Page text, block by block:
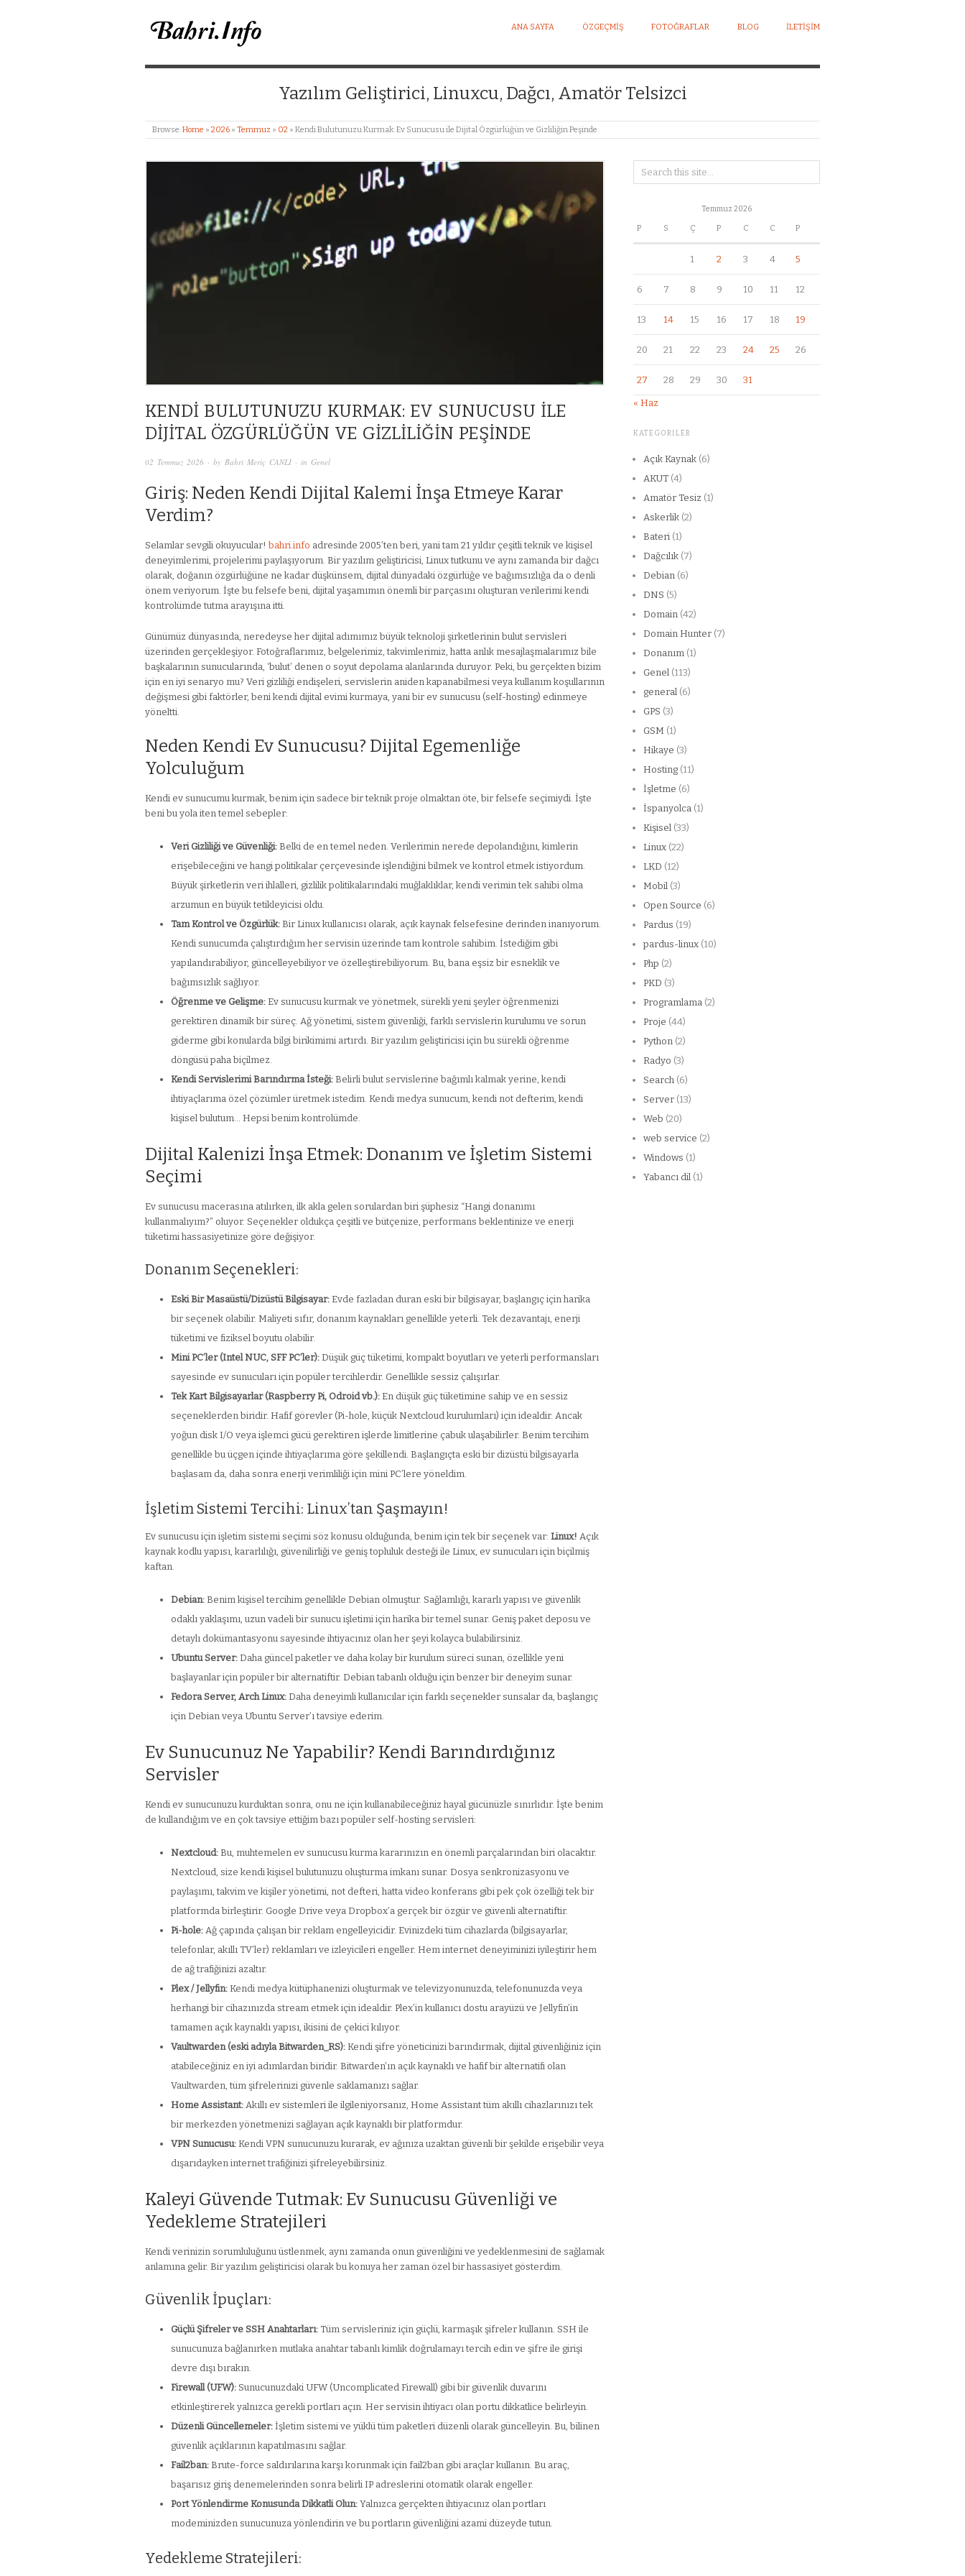
BAHRI MERIÇ CANLI KIŞISEL WEB SITESI
ANA SAYFA ÖZGEÇMIŞ FOTOĞRAFLAR BLOG İLETIŞIM
Yazılım Geliştirici, Linuxcu, Dağcı, Amatör Telsizci
Browse:Home » 2026 » Temmuz » 02 » Kendi Bulutunuzu Kurmak: Ev Sunucusu ile Dijital Özgürlüğün ve Gizliliğin Peşinde
KENDI BULUTUNUZU KURMAK: EV SUNUCUSU ILE
DIJITAL ÖZGÜRLÜĞÜN VE GIZLILIĞIN PEŞINDE
02 Temmuz 2026 · by Bahri Meriç CANLI · in Genel
Giriş: Neden Kendi Dijital Kalemi İnşa Etmeye Karar
Verdim?
Selamlar sevgili okuyucular! bahri.info adresinde 2005’ten beri, yani tam 21 yıldır çeşitli teknik ve kişisel
deneyimlerimi, projelerimi paylaşıyorum. Bir yazılım geliştiricisi, Linux tutkunu ve aynı zamanda bir dağcı
olarak, doğanın özgürlüğüne ne kadar düşkünsem, dijital dünyadaki özgürlüğe ve bağımsızlığa da o denli
önem veriyorum. İşte bu felsefe beni, dijital yaşamımın önemli bir parçasını oluşturan verilerimi kendi
kontrolümde tutma arayışına itti.
Günümüz dünyasında, neredeyse her dijital adımımız büyük teknoloji şirketlerinin bulut servisleri
üzerinden gerçekleşiyor. Fotoğraflarımız, belgelerimiz, takvimlerimiz, hatta anlık mesajlaşmalarımız bile
başkalarının sunucularında, ‘bulut’ denen o soyut depolama alanlarında duruyor. Peki, bu gerçekten bizim
için en iyi senaryo mu? Veri gizliliği endişeleri, servislerin aniden kapanabilmesi veya kullanım koşullarının
değişmesi gibi faktörler, beni kendi dijital evimi kurmaya, yani bir ev sunucusu (self-hosting) edinmeye
yöneltti.
Neden Kendi Ev Sunucusu? Dijital Egemenliğe
Yolculuğum
Kendi ev sunucumu kurmak, benim için sadece bir teknik proje olmaktan öte, bir felsefe seçimiydi. İşte
beni bu yola iten temel sebepler:
Veri Gizliliği ve Güvenliği: Belki de en temel neden. Verilerimin nerede depolandığını, kimlerin
erişebileceğini ve hangi politikalar çerçevesinde işlendiğini bilmek ve kontrol etmek istiyordum.
Büyük şirketlerin veri ihlalleri, gizlilik politikalarındaki muğlaklıklar, kendi verimin tek sahibi olma
arzumun en büyük tetikleyicisi oldu.
Tam Kontrol ve Özgürlük: Bir Linux kullanıcısı olarak, açık kaynak felsefesine derinden inanıyorum.
Kendi sunucumda çalıştırdığım her servisin üzerinde tam kontrole sahibim. İstediğim gibi
yapılandırabiliyor, güncelleyebiliyor ve özelleştirebiliyorum. Bu, bana eşsiz bir esneklik ve
bağımsızlık sağlıyor.
Öğrenme ve Gelişme: Ev sunucusu kurmak ve yönetmek, sürekli yeni şeyler öğrenmenizi
gerektiren dinamik bir süreç. Ağ yönetimi, sistem güvenliği, farklı servislerin kurulumu ve sorun
giderme gibi konularda bilgi birikimimi artırdı. Bir yazılım geliştiricisi için bu sürekli öğrenme
döngüsü paha biçilmez.
Kendi Servislerimi Barındırma İsteği: Belirli bulut servislerine bağımlı kalmak yerine, kendi
ihtiyaçlarıma özel çözümler üretmek istedim. Kendi medya sunucum, kendi not defterim, kendi
kişisel bulutum… Hepsi benim kontrolümde.
Dijital Kalenizi İnşa Etmek: Donanım ve İşletim Sistemi
Seçimi
Ev sunucusu macerasına atılırken, ilk akla gelen sorulardan biri şüphesiz “Hangi donanımı
kullanmalıyım?” oluyor. Seçenekler oldukça çeşitli ve bütçenize, performans beklentinize ve enerji
tüketimi hassasiyetinize göre değişiyor.
Donanım Seçenekleri:
Eski Bir Masaüstü/Dizüstü Bilgisayar: Evde fazladan duran eski bir bilgisayar, başlangıç için harika
bir seçenek olabilir. Maliyeti sıfır, donanım kaynakları genellikle yeterli. Tek dezavantajı, enerji
tüketimi ve fiziksel boyutu olabilir.
Mini PC’ler (Intel NUC, SFF PC’ler): Düşük güç tüketimi, kompakt boyutları ve yeterli performansları
sayesinde ev sunucuları için popüler tercihlerdir. Genellikle sessiz çalışırlar.
Tek Kart Bilgisayarlar (Raspberry Pi, Odroid vb.): En düşük güç tüketimine sahip ve en sessiz
seçeneklerden biridir. Hafif görevler (Pi-hole, küçük Nextcloud kurulumları) için idealdir. Ancak
yoğun disk I/O veya işlemci gücü gerektiren işlerde limitlerine çabuk ulaşabilirler. Benim tercihim
genellikle bu üçgen içinde ihtiyaçlarıma göre şekillendi. Başlangıçta eski bir dizüstü bilgisayarla
başlasam da, daha sonra enerji verimliliği için mini PC’lere yöneldim.
İşletim Sistemi Tercihi: Linux’tan Şaşmayın!
Ev sunucusu için işletim sistemi seçimi söz konusu olduğunda, benim için tek bir seçenek var: Linux! Açık
kaynak kodlu yapısı, kararlılığı, güvenilirliği ve geniş topluluk desteği ile Linux, ev sunucuları için biçilmiş
kaftan.
Debian: Benim kişisel tercihim genellikle Debian olmuştur. Sağlamlığı, kararlı yapısı ve güvenlik
odaklı yaklaşımı, uzun vadeli bir sunucu işletimi için harika bir temel sunar. Geniş paket deposu ve
detaylı dokümantasyonu sayesinde ihtiyacınız olan her şeyi kolayca bulabilirsiniz.
Ubuntu Server: Daha güncel paketler ve daha kolay bir kurulum süreci sunan, özellikle yeni
başlayanlar için popüler bir alternatiftir. Debian tabanlı olduğu için benzer bir deneyim sunar.
Fedora Server, Arch Linux: Daha deneyimli kullanıcılar için farklı seçenekler sunsalar da, başlangıç
için Debian veya Ubuntu Server’ı tavsiye ederim.
Ev Sunucunuz Ne Yapabilir? Kendi Barındırdığınız
Servisler
Kendi ev sunucunuzu kurduktan sonra, onu ne için kullanabileceğiniz hayal gücünüzle sınırlıdır. İşte benim
de kullandığım ve en çok tavsiye ettiğim bazı popüler self-hosting servisleri:
Nextcloud: Bu, muhtemelen ev sunucusu kurma kararınızın en önemli parçalarından biri olacaktır.
Nextcloud, size kendi kişisel bulutunuzu oluşturma imkanı sunar. Dosya senkronizasyonu ve
paylaşımı, takvim ve kişiler yönetimi, not defteri, hatta video konferans gibi pek çok özelliği tek bir
platformda birleştirir. Google Drive veya Dropbox’a gerçek bir özgür ve güvenli alternatiftir.
Pi-hole: Ağ çapında çalışan bir reklam engelleyicidir. Evinizdeki tüm cihazlarda (bilgisayarlar,
telefonlar, akıllı TV’ler) reklamları ve izleyicileri engeller. Hem internet deneyiminizi iyileştirir hem
de ağ trafiğinizi azaltır.
Plex / Jellyfin: Kendi medya kütüphanenizi oluşturmak ve televizyonunuzda, telefonunuzda veya
herhangi bir cihazınızda stream etmek için idealdir. Plex’in kullanıcı dostu arayüzü ve Jellyfin’in
tamamen açık kaynaklı yapısı, ikisini de çekici kılıyor.
Vaultwarden (eski adıyla Bitwarden_RS): Kendi şifre yöneticinizi barındırmak, dijital güvenliğiniz için
atabileceğiniz en iyi adımlardan biridir. Bitwarden’ın açık kaynaklı ve hafif bir alternatifi olan
Vaultwarden, tüm şifrelerinizi güvenle saklamanızı sağlar.
Home Assistant: Akıllı ev sistemleri ile ilgileniyorsanız, Home Assistant tüm akıllı cihazlarınızı tek
bir merkezden yönetmenizi sağlayan açık kaynaklı bir platformdur.
VPN Sunucusu: Kendi VPN sunucunuzu kurarak, ev ağınıza uzaktan güvenli bir şekilde erişebilir veya
dışarıdayken internet trafiğinizi şifreleyebilirsiniz.
Kaleyi Güvende Tutmak: Ev Sunucusu Güvenliği ve
Yedekleme Stratejileri
Kendi verinizin sorumluluğunu üstlenmek, aynı zamanda onun güvenliğini ve yedeklenmesini de sağlamak
anlamına gelir. Bir yazılım geliştiricisi olarak bu konuya her zaman özel bir hassasiyet gösterdim.
Güvenlik İpuçları:
Güçlü Şifreler ve SSH Anahtarları: Tüm servisleriniz için güçlü, karmaşık şifreler kullanın. SSH ile
sunucunuza bağlanırken mutlaka anahtar tabanlı kimlik doğrulamayı tercih edin ve şifre ile girişi
devre dışı bırakın.
Firewall (UFW): Sunucunuzdaki UFW (Uncomplicated Firewall) gibi bir güvenlik duvarını
etkinleştirerek yalnızca gerekli portları açın. Her servisin ihtiyacı olan portu dikkatlice belirleyin.
Düzenli Güncellemeler: İşletim sistemi ve yüklü tüm paketleri düzenli olarak güncelleyin. Bu, bilinen
güvenlik açıklarının kapatılmasını sağlar.
Fail2ban: Brute-force saldırılarına karşı korunmak için fail2ban gibi araçlar kullanın. Bu araç,
başarısız giriş denemelerinden sonra belirli IP adreslerini otomatik olarak engeller.
Port Yönlendirme Konusunda Dikkatli Olun: Yalnızca gerçekten ihtiyacınız olan portları
modeminizden sunucunuza yönlendirin ve bu portların güvenliğini azami düzeyde tutun.
Yedekleme Stratejileri:
Temmuz 2026
P S Ç P C C P
1 2 3 4 5
6 7 8 9 10 11 12
13 14 15 16 17 18 19
20 21 22 23 24 25 26
27 28 29 30 31
« Haz
KATEGORILER
Açık Kaynak (6)
AKUT (4)
Amatör Tesiz (1)
Askerlik (2)
Bateri (1)
Dağcılık (7)
Debian (6)
DNS (5)
Domain (42)
Domain Hunter (7)
Donanım (1)
Genel (113)
general (6)
GPS (3)
GSM (1)
Hikaye (3)
Hosting (11)
İşletme (6)
İspanyolca (1)
Kişisel (33)
Linux (22)
LKD (12)
Mobil (3)
Open Source (6)
Pardus (19)
pardus-linux (10)
Php (2)
PKD (3)
Programlama (2)
Proje (44)
Python (2)
Radyo (3)
Search (6)
Server (13)
Web (20)
web service (2)
Windows (1)
Yabancı dil (1)